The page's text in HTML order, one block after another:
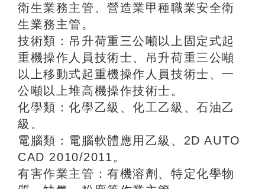
衛生業務主管、營造業甲種職業安全衛
生業務主管。
技術類：吊升荷重三公噸以上固定式起
重機操作人員技術士、吊升荷重三公噸
以上移動式起重機操作人員技術士、一
公噸以上堆高機操作技術士。
化學類：化學乙級、化工乙級、石油乙
級。
電腦類：電腦軟體應用乙級、2D AUTO
CAD 2010/2011。
有害作業主管：有機溶劑、特定化學物